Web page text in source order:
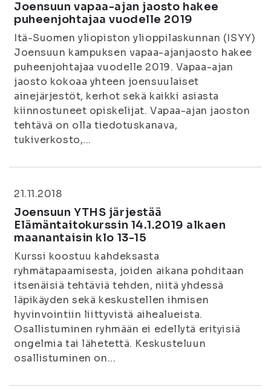
Joensuun vapaa-ajan jaosto hakee
puheenjohtajaa vuodelle 2019
Itä-Suomen yliopiston ylioppilaskunnan (ISYY)
Joensuun kampuksen vapaa-ajanjaosto hakee
puheenjohtajaa vuodelle 2019. Vapaa-ajan
jaosto kokoaa yhteen joensuulaiset
ainejärjestöt, kerhot sekä kaikki asiasta
kiinnostuneet opiskelijat. Vapaa-ajan jaoston
tehtävä on olla tiedotuskanava,
tukiverkosto,...
21.11.2018
Joensuun YTHS järjestää
Elämäntaitokurssin 14.1.2019 alkaen
maanantaisin klo 13-15
Kurssi koostuu kahdeksasta
ryhmätapaamisesta, joiden aikana pohditaan
itsenäisiä tehtäviä tehden, niitä yhdessä
läpikäyden sekä keskustellen ihmisen
hyvinvointiin liittyvistä aihealueista.
Osallistuminen ryhmään ei edellytä erityisiä
ongelmia tai lähetettä. Keskusteluun
osallistuminen on...